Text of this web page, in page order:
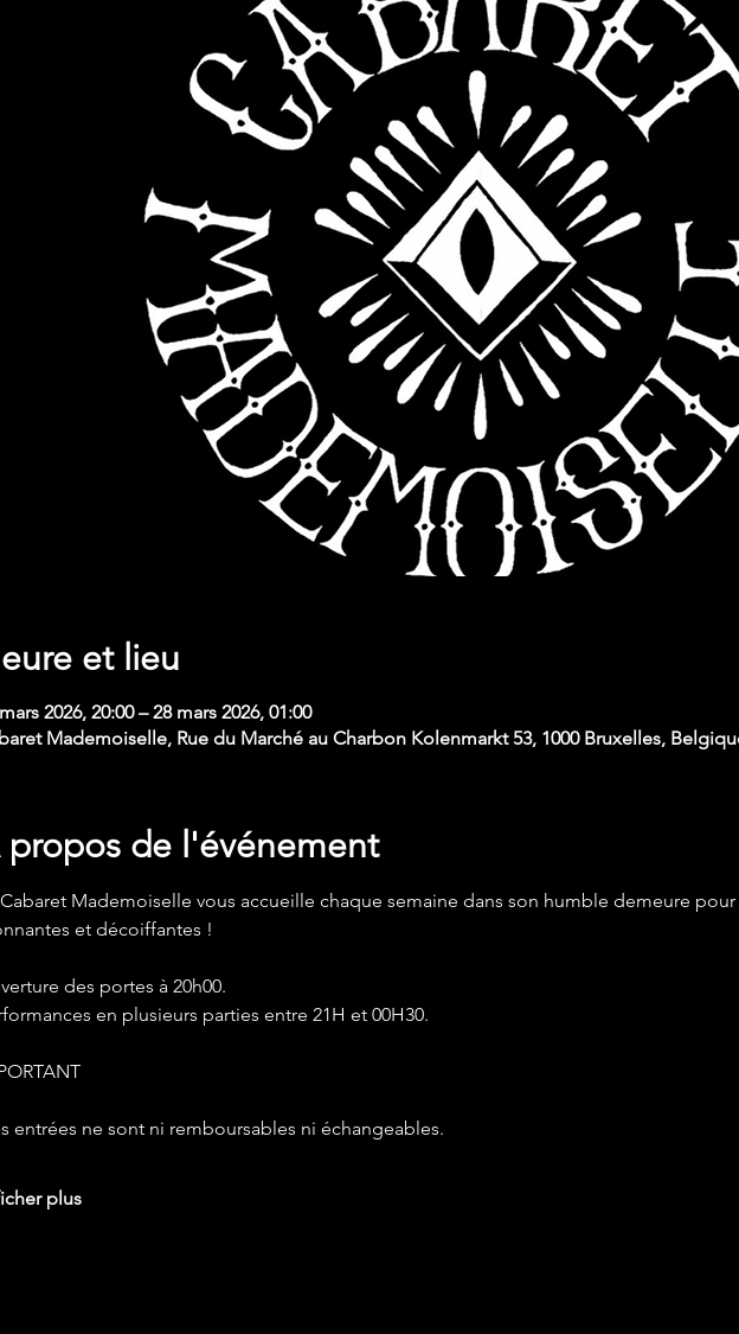
et lieu
2026, 20:00 – 28 mars 2026, 01:00
Mademoiselle, Rue du Marché au Charbon Kolenmarkt 53, 1000 Bruxelles,
propos de l'événement
Mademoiselle vous accueille chaque semaine dans son humble demeure
et décoiffantes !
des portes à 20h00.
en plusieurs parties entre 21H et 00H30.
entrées ne sont ni remboursables ni échangeables.
plus